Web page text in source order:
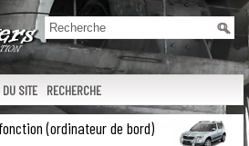
SITE RECHERCHE
(ordinateur de bord)